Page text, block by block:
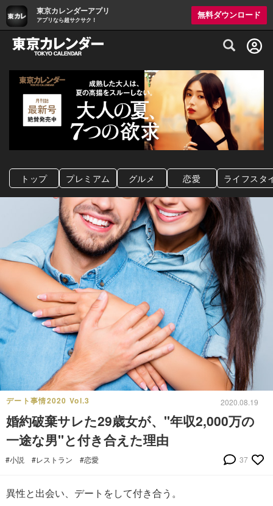
東京カレンダーアプリ
アプリなら超サクサク！
無料ダウンロード
グルメ情報・プレミアムレストラン予約
トップ プレミアム グルメ 恋愛 ライフスタ
デート事情2020 Vol.3 2020.08.19
婚約破棄サレた29歳女が、"年収2,000万の
一途な男"と付き合えた理由
#小説 #レストラン #恋愛 37
異性と出会い、デートをして付き合う。